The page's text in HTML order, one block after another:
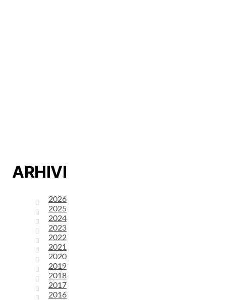
ARHIVI
2026
2025
2024
2023
2022
2021
2020
2019
2018
2017
2016